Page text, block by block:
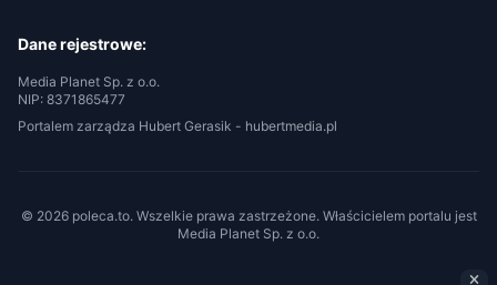
Dane rejestrowe:
Media Planet Sp. z o.o.
NIP: 8371865477
Portalem zarządza Hubert Gerasik - hubertmedia.pl
© 2026 poleca.to. Wszelkie prawa zastrzeżone. Właścicielem portalu jest
Media Planet Sp. z o.o.